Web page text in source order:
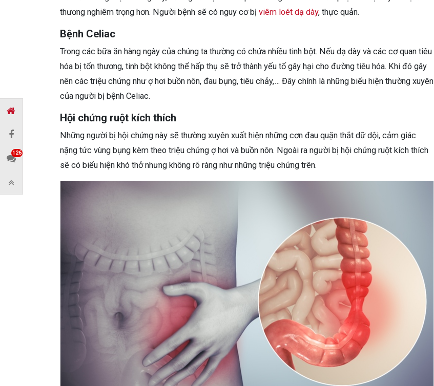
thương nghiêm trọng hơn. Người bệnh sẽ có nguy cơ bị viêm loét dạ dày, thực quản.
Bệnh Celiac
Trong các bữa ăn hàng ngày của chúng ta thường có chứa nhiều tinh bột. Nếu dạ dày và các cơ quan tiêu
hóa bị tổn thương, tinh bột không thể hấp thụ sẽ trở thành yếu tố gây hại cho đường tiêu hóa. Khi đó gây
nên các triệu chứng như ợ hơi buồn nôn, đau bụng, tiêu chảy,… Đây chính là những biểu hiện thường xuyên
của người bị bệnh Celiac.
Hội chứng ruột kích thích
Những người bị hội chứng này sẽ thường xuyên xuất hiện những cơn đau quặn thắt dữ dội, cảm giác
nặng tức vùng bụng kèm theo triệu chứng ợ hơi và buồn nôn. Ngoài ra người bị hội chứng ruột kích thích
sẽ có biểu hiện khó thở nhưng không rõ ràng như những triệu chứng trên.
126